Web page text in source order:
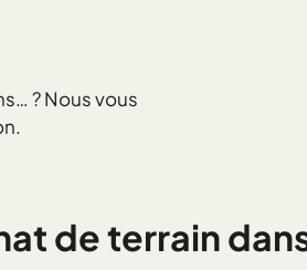
? Nous vous
de terrain